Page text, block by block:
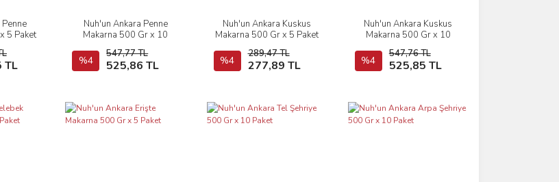
5 Paket
TL
Nuh'un Ankara Penne
Makarna 500 Gr x 10
%4
547,77 TL
525,86 TL
İncele
Sepete Ekle
Nuh'un Ankara Kuskus
Makarna 500 Gr x 5 Paket
%4
289,47 TL
277,89 TL
İncele
Sepete Ekle
Nuh'un Ankara Kuskus
Makarna 500 Gr x 10
%4
547,76 TL
525,85 TL
İncele
Sepete Ekle